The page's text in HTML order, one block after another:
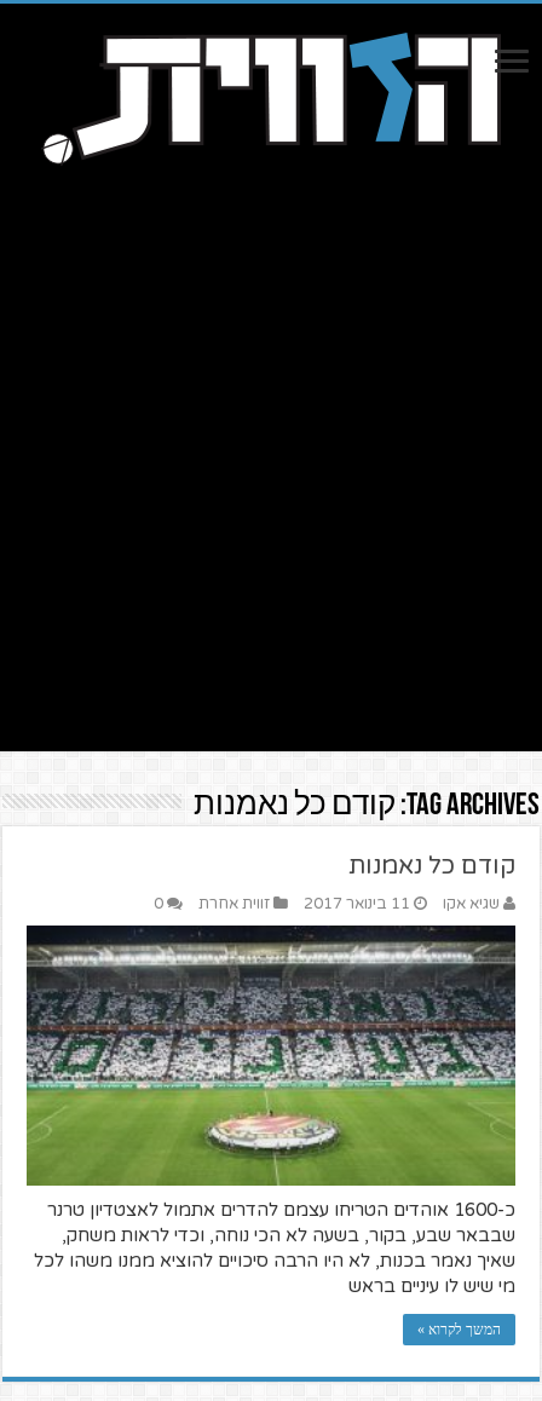
Tag Archives: קודם כל נאמנות
קודם כל נאמנות
שגיא אקו 11 בינואר 2017 זווית אחרת 0
כ-1600 אוהדים הטריחו עצמם להדרים אתמול לאצטדיון טרנר
שבבאר שבע, בקור, בשעה לא הכי נוחה, וכדי לראות משחק,
שאיך נאמר בכנות, לא היו הרבה סיכויים להוציא ממנו משהו לכל
מי שיש לו עיניים בראש
המשך לקרוא »